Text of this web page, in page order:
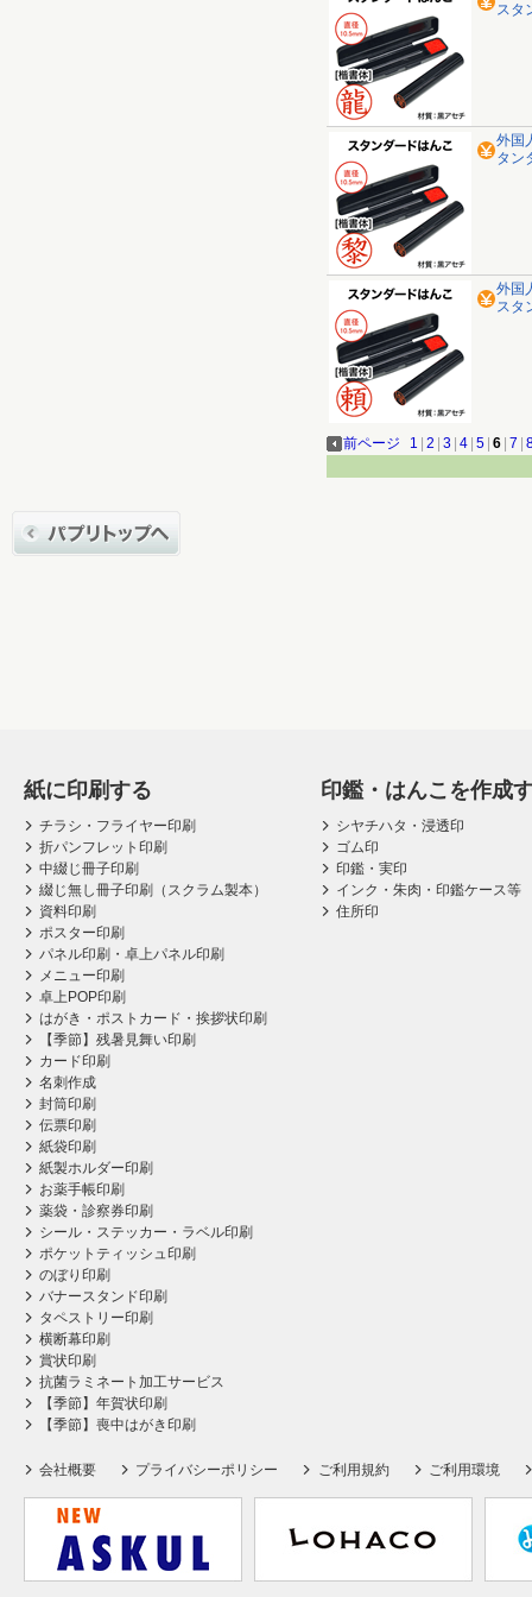
スタ
外国
タン
外国
スタ
前ページ 1 2 3 4 5 6 7
紙に印刷する
チラシ・フライヤー印刷
折パンフレット印刷
中綴じ冊子印刷
綴じ無し冊子印刷（スクラム製本）
資料印刷
ポスター印刷
パネル印刷・卓上パネル印刷
メニュー印刷
卓上POP印刷
はがき・ポストカード・挨拶状印刷
【季節】残暑見舞い印刷
カード印刷
名刺作成
封筒印刷
伝票印刷
紙袋印刷
紙製ホルダー印刷
お薬手帳印刷
薬袋・診察券印刷
シール・ステッカー・ラベル印刷
ポケットティッシュ印刷
のぼり印刷
バナースタンド印刷
タペストリー印刷
横断幕印刷
賞状印刷
抗菌ラミネート加工サービス
【季節】年賀状印刷
【季節】喪中はがき印刷
印鑑・はんこを作成
シヤチハタ・浸透印
ゴム印
印鑑・実印
インク・朱肉・印鑑ケース等
住所印
会社概要 プライバシーポリシー ご利用規約 ご利用環境